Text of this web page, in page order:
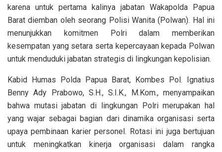
karena untuk pertama kalinya jabatan Wakapolda Papua
Barat diemban oleh seorang Polisi Wanita (Polwan). Hal ini
menunjukkan komitmen Polri dalam memberikan
kesempatan yang setara serta kepercayaan kepada Polwan
untuk menduduki jabatan strategis di lingkungan kepolisian.
Kabid Humas Polda Papua Barat, Kombes Pol. Ignatius
Benny Ady Prabowo, S.H., S.I.K., M.Kom., menyampaikan
bahwa mutasi jabatan di lingkungan Polri merupakan hal
yang wajar sebagai bagian dari dinamika organisasi serta
upaya pembinaan karier personel. Rotasi ini juga bertujuan
untuk meningkatkan kinerja organisasi dalam rangka